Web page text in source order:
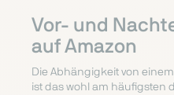
Vor- und
auf Amazon
Die Abhängigkeit von
ist das wohl am häufigsten